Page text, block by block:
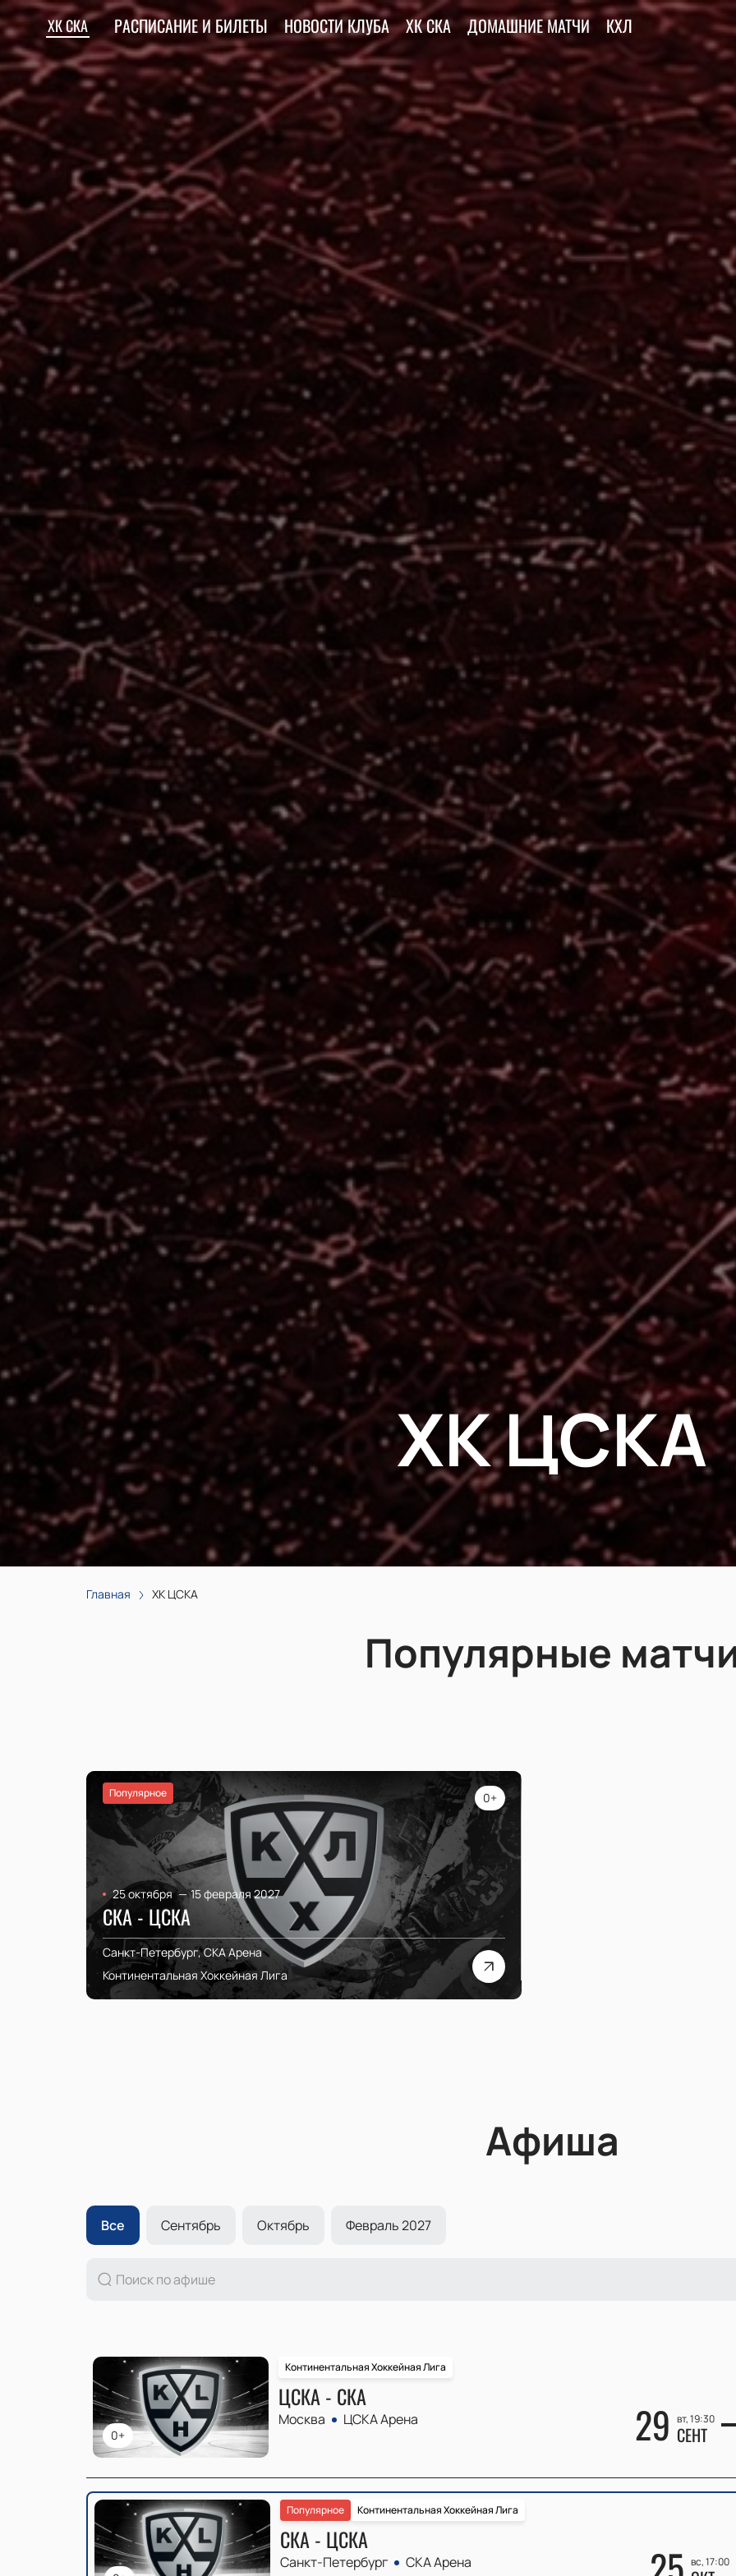
ХК СКА РАСПИСАНИЕ И БИЛЕТЫ НОВОСТИ КЛУБА ХК СКА ДОМАШНИЕ МАТЧИ КХЛ
ХК ЦСКА
Главная ХК ЦСКА
Популярные
Популярное 0+
25 октября — 15 февраля 2027
СКА - ЦСКА
Санкт-Петербург, СКА Арена
Континентальная Хоккейная Лига
Афиша
Все Сентябрь Октябрь Февраль 2027
0+
Континентальная Хоккейная Лига
ЦСКА - СКА
Москва ЦСКА Арена 29 вт, 19:30
СЕНТ
Континентальная Хоккейная Лига
Популярное
СКА - ЦСКА
Санкт-Петербург СКА Арена вс, 17:00